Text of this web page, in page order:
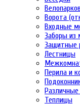
Ворота
Входные
Заборы из
Защитные
Лестницы
Перила и
Теплицы